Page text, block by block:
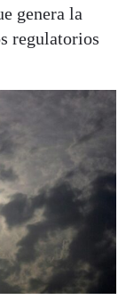
genera la
regulatorios